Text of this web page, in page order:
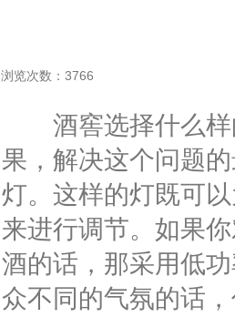
浏览次数：3766
酒窖选择什么样
果，解决这个问题
灯。这样的灯既可
来进行调节。如果
酒的话，那采用低
众不同的气氛的话